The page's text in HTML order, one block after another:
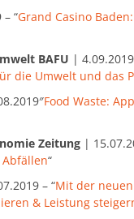
“Grand Casino
BAFU |
die Umwelt und das
Food Waste:
Zeitung |
Abfällen“
– “Mit der neuen
& Leistung